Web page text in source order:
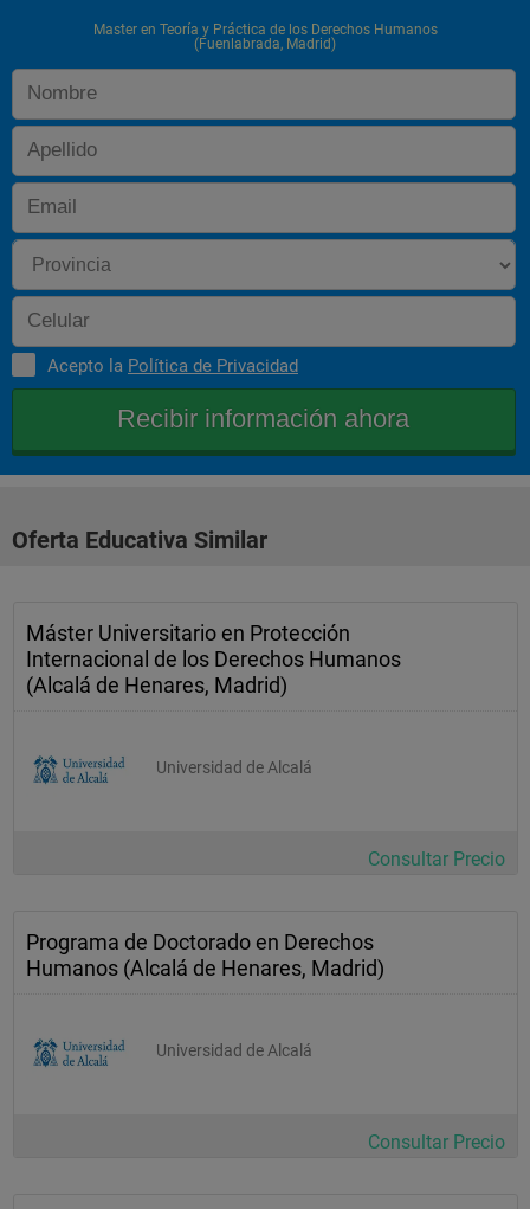
Master en Teoría y Práctica de los Derechos Humanos
(Fuenlabrada, Madrid)
Acepto la Política de Privacidad
Oferta Educativa Similar
Máster Universitario en Protección
Internacional de los Derechos Humanos
(Alcalá de Henares, Madrid)
Universidad de Alcalá
Consultar Precio
Programa de Doctorado en Derechos
Humanos (Alcalá de Henares, Madrid)
Universidad de Alcalá
Consultar Precio